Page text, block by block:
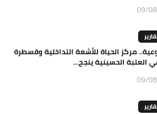
09/
مركز الحياة للأشعة التداخلية وقسطرة
العتبة الحسينية ينجح...
09/